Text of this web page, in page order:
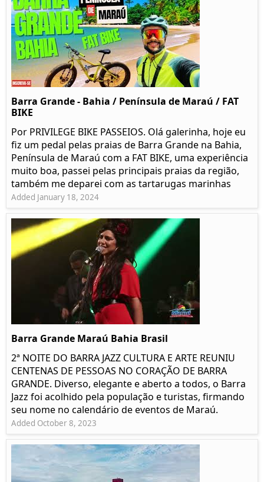
Barra Grande - Bahia / Península de Maraú / FAT
BIKE
Por PRIVILEGE BIKE PASSEIOS. Olá galerinha, hoje eu
fiz um pedal pelas praias de Barra Grande na Bahia,
Península de Maraú com a FAT BIKE, uma experiência
muito boa, passei pelas principais praias da região,
também me deparei com as tartarugas marinhas
Added January 18, 2024
Barra Grande Maraú Bahia Brasil
2ª NOITE DO BARRA JAZZ CULTURA E ARTE REUNIU
CENTENAS DE PESSOAS NO CORAÇÃO DE BARRA
GRANDE. Diverso, elegante e aberto a todos, o Barra
Jazz foi acolhido pela população e turistas, firmando
seu nome no calendário de eventos de Maraú.
Added October 8, 2023